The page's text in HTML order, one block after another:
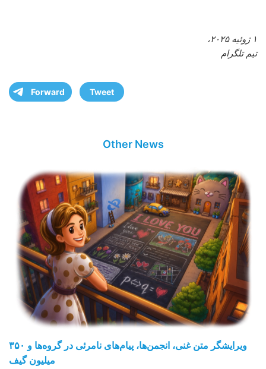
١ ژوئیه ۲۰۲۵،
تیم تلگرام
Forward Tweet
Other News
ویرایشگر متن غنی، انجمن‌ها، پیام‌های نامرئی در گروه‌ها و ۳۵۰
میلیون گیف